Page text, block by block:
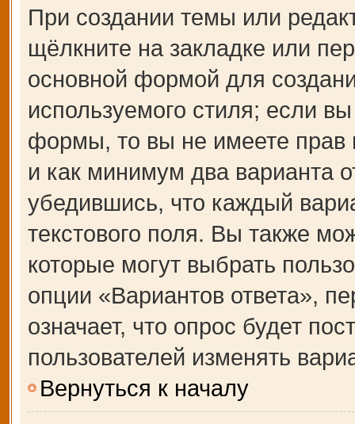
При создании темы или
щёлкните на закладке или
основной формой для
используемого стиля; если
формы, то вы не имеете прав
и как минимум два варианта
убедившись, что каждый
текстового поля. Вы также
которые могут выбрать
опции «Вариантов ответа»,
означает, что опрос будет
пользователей изменять
Вернуться к началу